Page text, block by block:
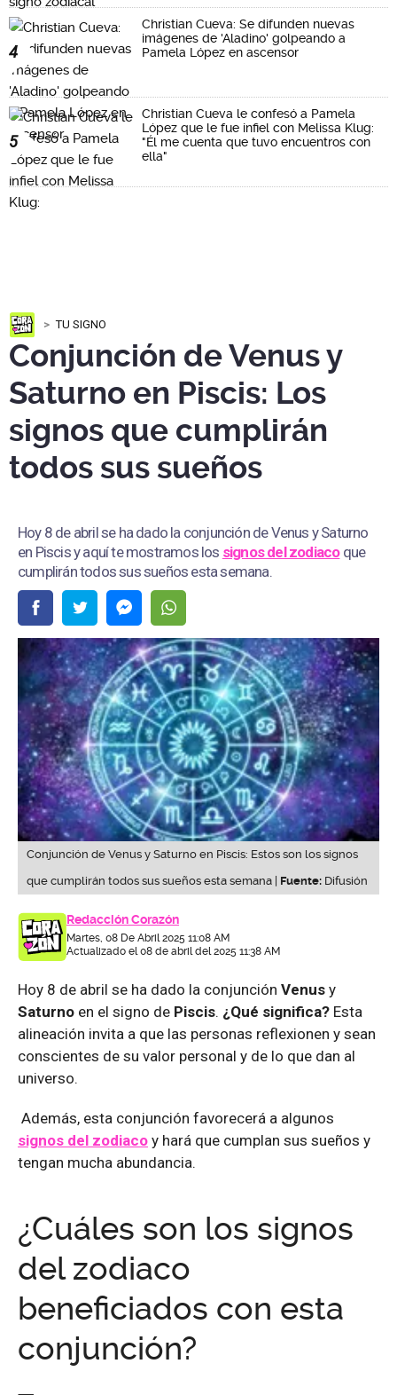
4
Christian Cueva: Se difunden nuevas
imágenes de 'Aladino' golpeando a
Pamela López en ascensor
5
Christian Cueva le confesó a Pamela
López que le fue infiel con Melissa Klug:
"Él me cuenta que tuvo encuentros con
ella"
TU SIGNO
Conjunción de Venus y
Saturno en Piscis: Los
signos que cumplirán
todos sus sueños
Hoy 8 de abril se ha dado la conjunción de Venus y Saturno
en Piscis y aquí te mostramos los signos del zodiacoque
cumplirán todos sus sueños esta semana.
Conjunción de Venus y Saturno en Piscis: Estos son los signos
que cumplirán todos sus sueños esta semana | Fuente: Difusión
Redacción Corazón
Martes, 08 De Abril 2025 11:08 AM
Actualizado el 08 de abril del 2025 11:38 AM
Hoy 8 de abril se ha dado la conjunción Venus y
Saturno en el signo de Piscis. ¿Qué significa? Esta
alineación invita a que las personas reflexionen y sean
conscientes de su valor personal y de lo que dan al
universo.
Además, esta conjunción favorecerá a algunos
signos del zodiaco y hará que cumplan sus sueños y
tengan mucha abundancia.
¿Cuáles son los signos
del zodiaco
beneficiados con esta
conjunción?